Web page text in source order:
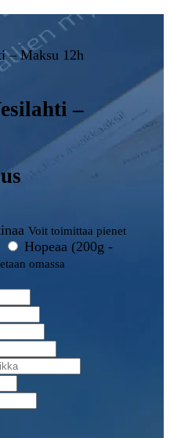
– Maksu 12h
–
Voit toimittaa pienet
Hopeaa (200g -
omassa